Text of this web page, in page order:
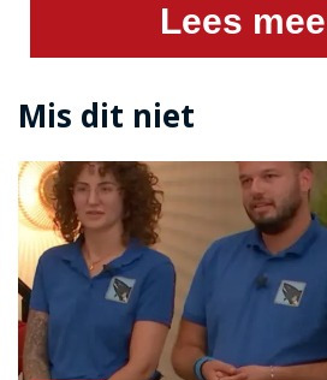
Lees
Mis dit niet